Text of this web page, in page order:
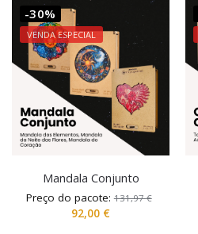
-30%
VENDA ESPECIAL
Mandala Conjunto
Preço do pacote:131,97€
92,00 €